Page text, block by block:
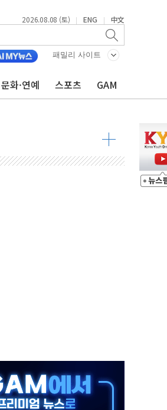
2026.08.08 (토) | ENG | 中文
패밀리 사이트
문화·연예 스포츠 GAM
자체 억지력 강화
상승
총력"
모